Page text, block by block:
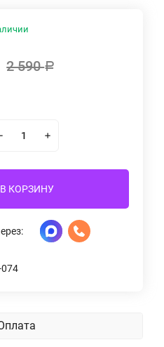
2 590Р
В КОРЗИНУ
074